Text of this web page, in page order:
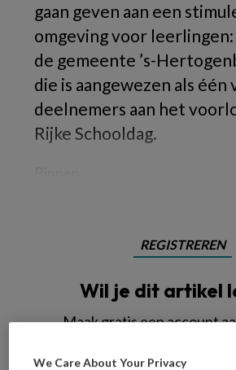
gaan geven aan een
omgeving voor leerlingen:
de gemeente ’s-
die is aangewezen als één
deelnemers aan het
Rijke Schooldag.
REGISTREREN
Wil je dit artikel
Maak gratis een account
We Care About Your Privacy